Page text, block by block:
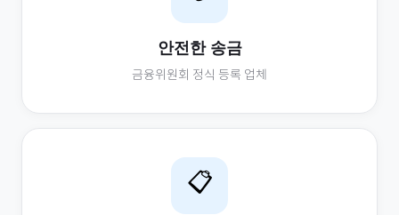
안전한 송금
금융위원회 정식 등록 업체
📋